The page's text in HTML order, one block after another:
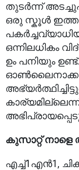
തുടർന്ന്
ഒരു സ്കൂൾ
ഒന്നിലധികം
ഉം പനിയും
കുസാറ്റ് നാളെ
എച്ച്1എൻ1,